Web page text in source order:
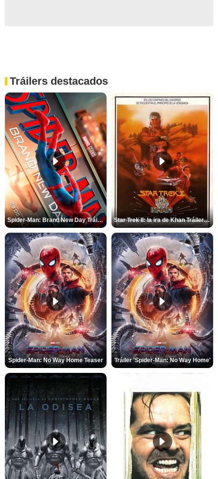
Tráilers destacados
Spider-Man: Brand New Day Tráiler (3) Star Trek II: la ira de Khan Tráiler VO
Spider-Man: No Way Home Teaser Tráiler 'Spider-Man: No Way Home'